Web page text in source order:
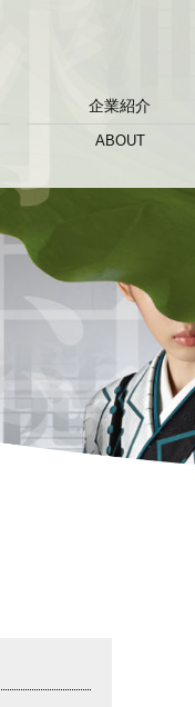
企業紹介
ABOUT